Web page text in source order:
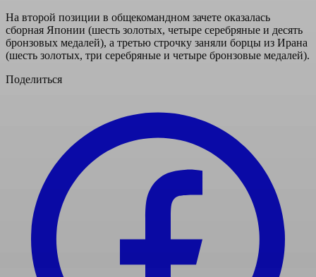
На второй позиции в общекомандном зачете оказалась
сборная Японии (шесть золотых, четыре серебряные и десять
бронзовых медалей), а третью строчку заняли борцы из Ирана
(шесть золотых, три серебряные и четыре бронзовые медалей).
Поделиться